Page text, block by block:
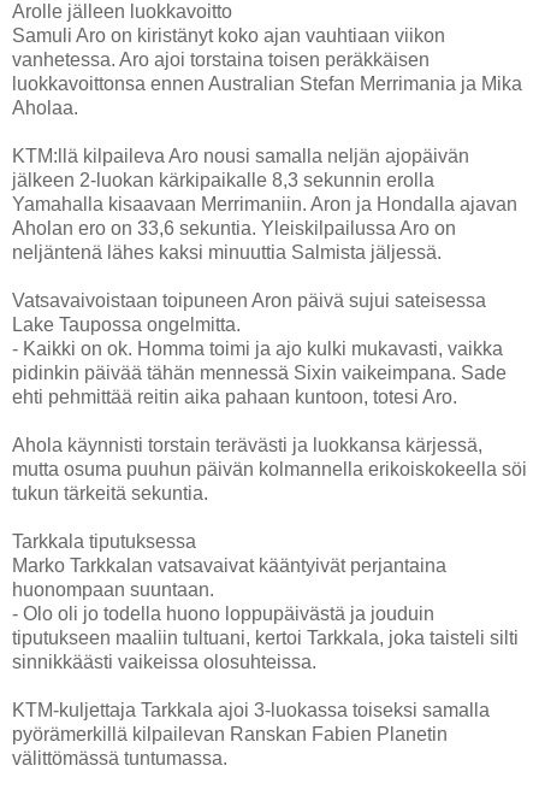
Arolle jälleen luokkavoitto
Samuli Aro on kiristänyt koko ajan vauhtiaan viikon
vanhetessa. Aro ajoi torstaina toisen peräkkäisen
luokkavoittonsa ennen Australian Stefan Merrimania ja Mika
Aholaa.
KTM:llä kilpaileva Aro nousi samalla neljän ajopäivän
jälkeen 2-luokan kärkipaikalle 8,3 sekunnin erolla
Yamahalla kisaavaan Merrimaniin. Aron ja Hondalla ajavan
Aholan ero on 33,6 sekuntia. Yleiskilpailussa Aro on
neljäntenä lähes kaksi minuuttia Salmista jäljessä.
Vatsavaivoistaan toipuneen Aron päivä sujui sateisessa
Lake Taupossa ongelmitta.
- Kaikki on ok. Homma toimi ja ajo kulki mukavasti, vaikka
pidinkin päivää tähän mennessä Sixin vaikeimpana. Sade
ehti pehmittää reitin aika pahaan kuntoon, totesi Aro.
Ahola käynnisti torstain terävästi ja luokkansa kärjessä,
mutta osuma puuhun päivän kolmannella erikoiskokeella söi
tukun tärkeitä sekuntia.
Tarkkala tiputuksessa
Marko Tarkkalan vatsavaivat kääntyivät perjantaina
huonompaan suuntaan.
- Olo oli jo todella huono loppupäivästä ja jouduin
tiputukseen maaliin tultuani, kertoi Tarkkala, joka taisteli silti
sinnikkäästi vaikeissa olosuhteissa.
KTM-kuljettaja Tarkkala ajoi 3-luokassa toiseksi samalla
pyörämerkillä kilpailevan Ranskan Fabien Planetin
välittömässä tuntumassa.